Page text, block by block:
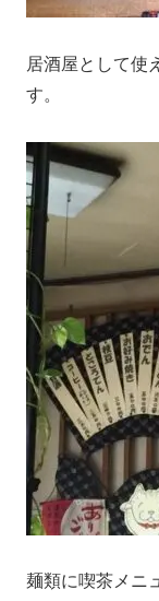
居酒屋として使
す。
麺類に喫茶メニ